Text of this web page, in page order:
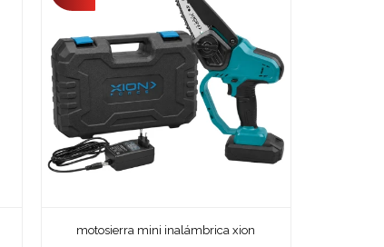
motosierra mini inalámbrica xion